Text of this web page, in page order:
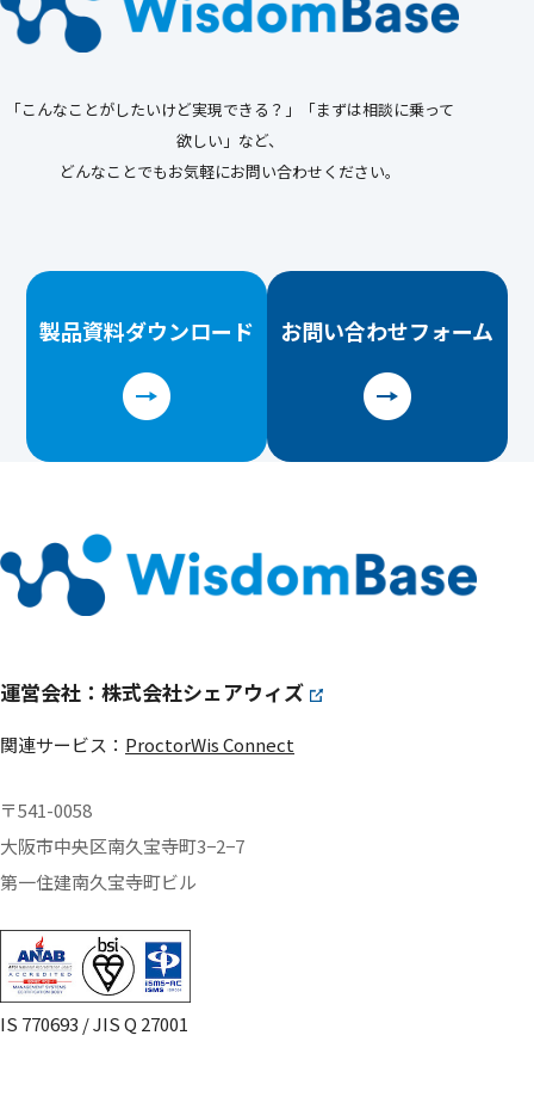
「こんなことがしたいけど実現できる？」「まずは相談に乗って
欲しい」など、
どんなことでもお気軽にお問い合わせください。
製品資料ダウンロード お問い合わせフォーム
運営会社：株式会社シェアウィズ
関連サービス： ProctorWis Connect
〒541-0058
大阪市中央区南久宝寺町3−2−7
第一住建南久宝寺町ビル
IS 770693 / JIS Q 27001